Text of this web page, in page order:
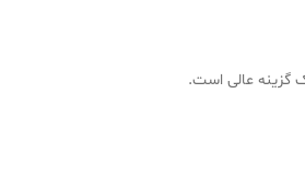
گزینه عالی است.